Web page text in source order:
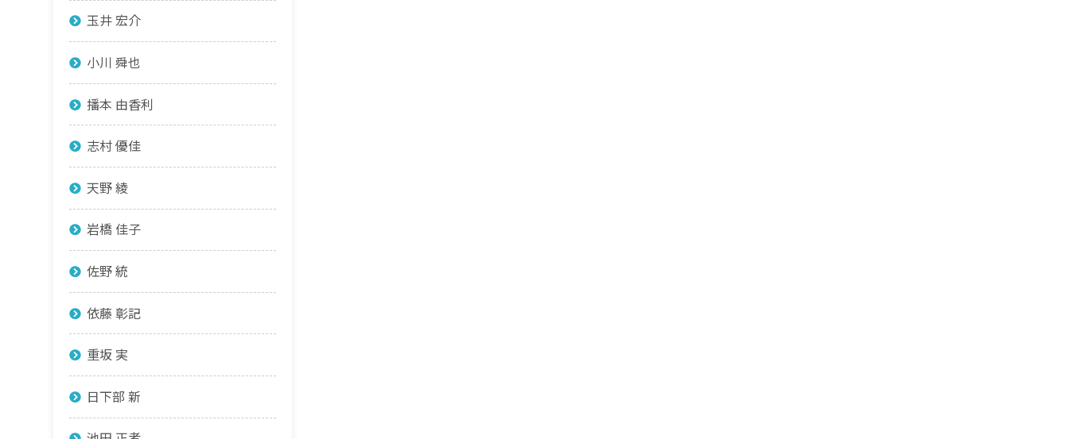
玉井 宏介
小川 舜也
播本 由香利
志村 優佳
天野 綾
岩橋 佳子
佐野 統
依藤 彰記
重坂 実
日下部 新